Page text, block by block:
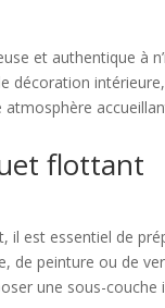
et authentique à
décoration
atmosphère
flottant
est essentiel de
de peinture ou de
une sous-